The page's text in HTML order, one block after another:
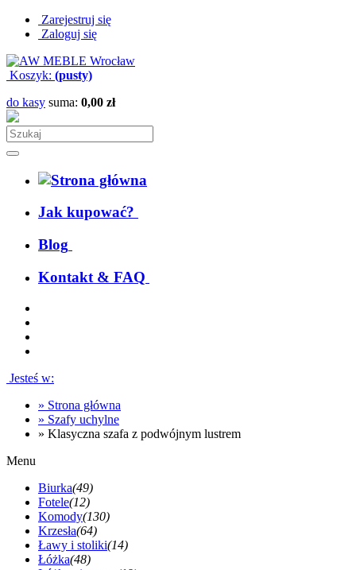
Zarejestruj się
Zaloguj się
Koszyk: (pusty)
do kasy suma: 0,00 zł
Jak kupować?
Blog
Kontakt & FAQ
Jesteś w:
» Strona główna
» Szafy uchylne
» Klasyczna szafa z podwójnym lustrem
Menu
Biurka(49)
Fotele(12)
Komody(130)
Krzesła(64)
Ławy i stoliki(14)
Łóżka(48)